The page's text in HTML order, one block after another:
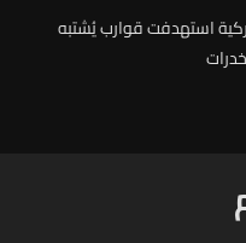
استهدفت قوارب يُشتبه